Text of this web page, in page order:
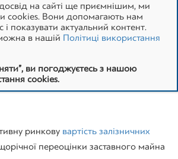
звертається наш постійний
майна, котре перебуває в
залізничних вагонів, які є
видом майна.
ринкову вартість залізничних
переоцінки заставного майна
на сайті ще приємнішим, ми
cookies. Вони допомагають нам
і показувати актуальний контент.
в нашій Політиці використання
ви погоджуєтесь з нашою
cookies.